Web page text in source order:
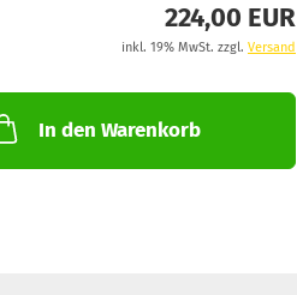
224,00 EUR
inkl. 19% MwSt. zzgl. Versand
In den Warenkorb